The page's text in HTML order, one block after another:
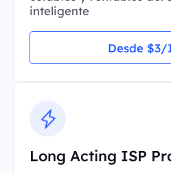
inteligente
Desde $3/
Long Acting ISP